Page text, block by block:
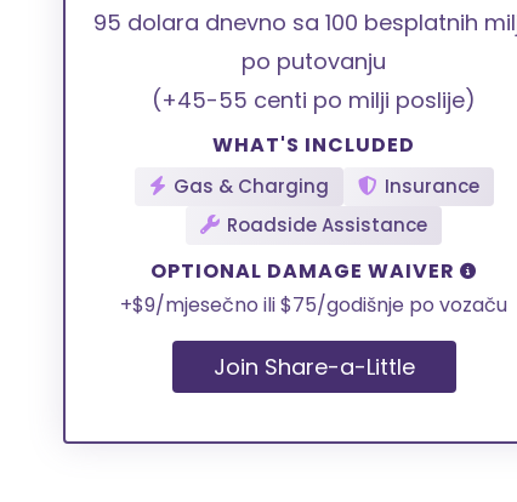
95 dolara dnevno sa 100 besplatnih
po putovanju
(+45-55 centi po milji poslije)
WHAT'S INCLUDED
Gas & Charging
Insurance
Roadside Assistance
OPTIONAL DAMAGE WAIVER
+$9/mjesečno ili $75/godišnje po vozaču
Join Share-a-Little